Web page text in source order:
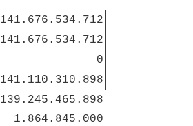
141.676.534.712
141.676.534.712
0
141.110.310.898
139.245.465.898
1.864.845.000